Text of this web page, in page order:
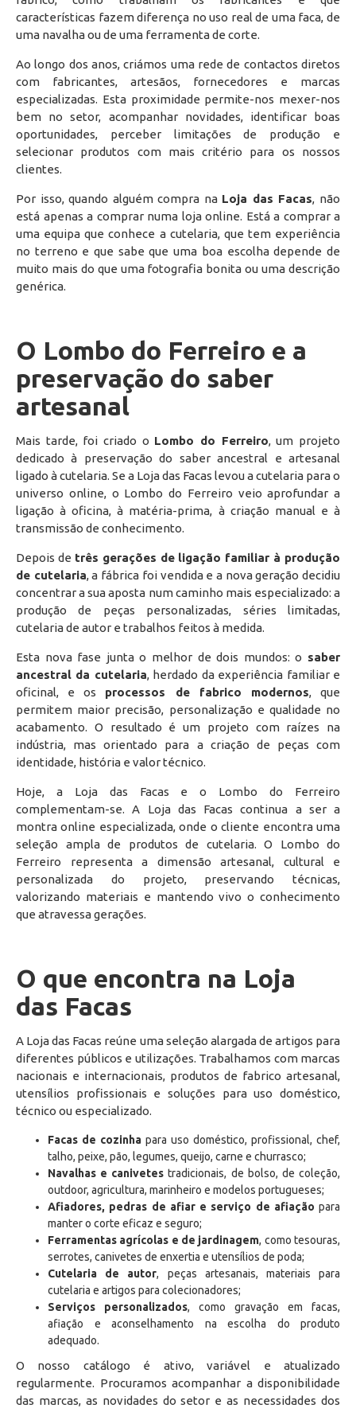
características fazem diferença no uso real de uma faca, de
uma navalha ou de uma ferramenta de corte.
Ao longo dos anos, criámos uma rede de contactos diretos
com fabricantes, artesãos, fornecedores e marcas
especializadas. Esta proximidade permite-nos mexer-nos
bem no setor, acompanhar novidades, identificar boas
oportunidades, perceber limitações de produção e
selecionar produtos com mais critério para os nossos
clientes.
Por isso, quando alguém compra na Loja das Facas, não
está apenas a comprar numa loja online. Está a comprar a
uma equipa que conhece a cutelaria, que tem experiência
no terreno e que sabe que uma boa escolha depende de
muito mais do que uma fotografia bonita ou uma descrição
genérica.
O Lombo do Ferreiro e a
preservação do saber
artesanal
Mais tarde, foi criado o Lombo do Ferreiro, um projeto
dedicado à preservação do saber ancestral e artesanal
ligado à cutelaria. Se a Loja das Facas levou a cutelaria para o
universo online, o Lombo do Ferreiro veio aprofundar a
ligação à oficina, à matéria-prima, à criação manual e à
transmissão de conhecimento.
Depois de três gerações de ligação familiar à produção
de cutelaria, a fábrica foi vendida e a nova geração decidiu
concentrar a sua aposta num caminho mais especializado: a
produção de peças personalizadas, séries limitadas,
cutelaria de autor e trabalhos feitos à medida.
Esta nova fase junta o melhor de dois mundos: o saber
ancestral da cutelaria, herdado da experiência familiar e
oficinal, e os processos de fabrico modernos, que
permitem maior precisão, personalização e qualidade no
acabamento. O resultado é um projeto com raízes na
indústria, mas orientado para a criação de peças com
identidade, história e valor técnico.
Hoje, a Loja das Facas e o Lombo do Ferreiro
complementam-se. A Loja das Facas continua a ser a
montra online especializada, onde o cliente encontra uma
seleção ampla de produtos de cutelaria. O Lombo do
Ferreiro representa a dimensão artesanal, cultural e
personalizada do projeto, preservando técnicas,
valorizando materiais e mantendo vivo o conhecimento
que atravessa gerações.
O que encontra na Loja
das Facas
A Loja das Facas reúne uma seleção alargada de artigos para
diferentes públicos e utilizações. Trabalhamos com marcas
nacionais e internacionais, produtos de fabrico artesanal,
utensílios profissionais e soluções para uso doméstico,
técnico ou especializado.
Facas de cozinha para uso doméstico, profissional, chef,
talho, peixe, pão, legumes, queijo, carne e churrasco;
Navalhas e canivetes tradicionais, de bolso, de coleção,
outdoor, agricultura, marinheiro e modelos portugueses;
Afiadores, pedras de afiar e serviço de afiação para
manter o corte eficaz e seguro;
Ferramentas agrícolas e de jardinagem, como tesouras,
serrotes, canivetes de enxertia e utensílios de poda;
Cutelaria de autor, peças artesanais, materiais para
cutelaria e artigos para colecionadores;
Serviços personalizados, como gravação em facas,
afiação e aconselhamento na escolha do produto
adequado.
O nosso catálogo é ativo, variável e atualizado
regularmente. Procuramos acompanhar a disponibilidade
das marcas, as novidades do setor e as necessidades dos